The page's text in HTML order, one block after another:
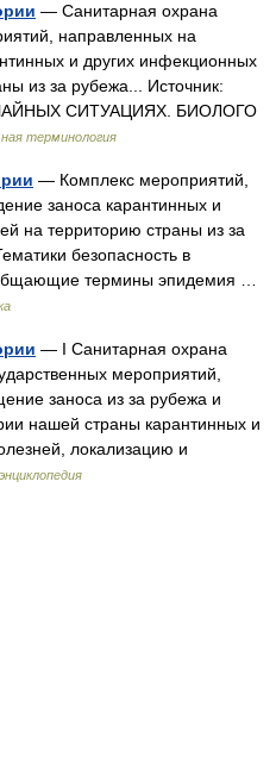
— Санитарная охрана
направленных на
и других инфекционных
из за рубежа... Источник:
СИТУАЦИЯХ. БИОЛОГО
терминология
— Комплекс мероприятий,
заноса карантинных и
на территорию страны из за
безопасность в
термины эпидемия …
— I Санитарная охрана
мероприятий,
заноса из за рубежа и
нашей страны карантинных и
локализацию и